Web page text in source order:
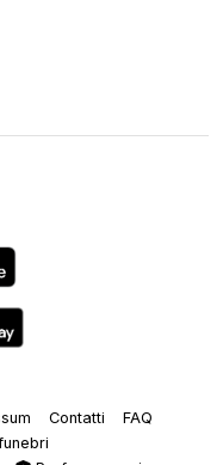
Contatti
FAQ